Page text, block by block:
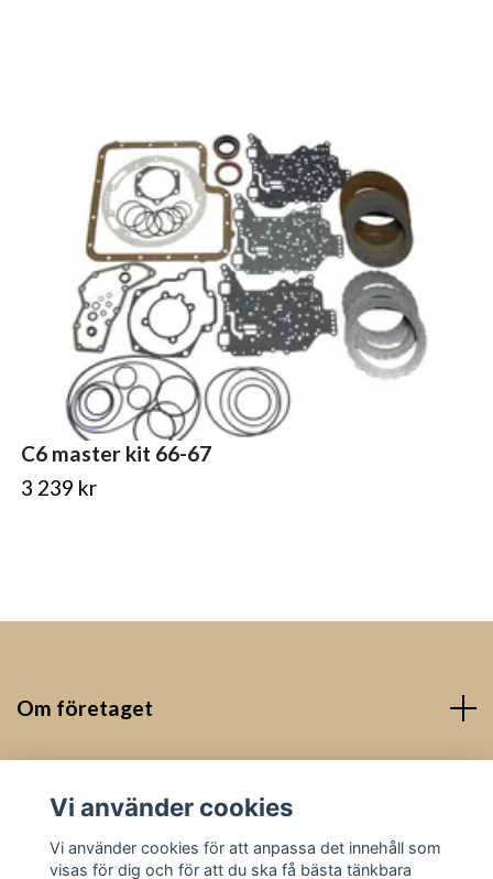
C6 master kit 66-67
3 239 kr
Om företaget
Sociala medier
Vi använder cookies
Vi använder cookies för att anpassa det innehåll som
visas för dig och för att du ska få bästa tänkbara